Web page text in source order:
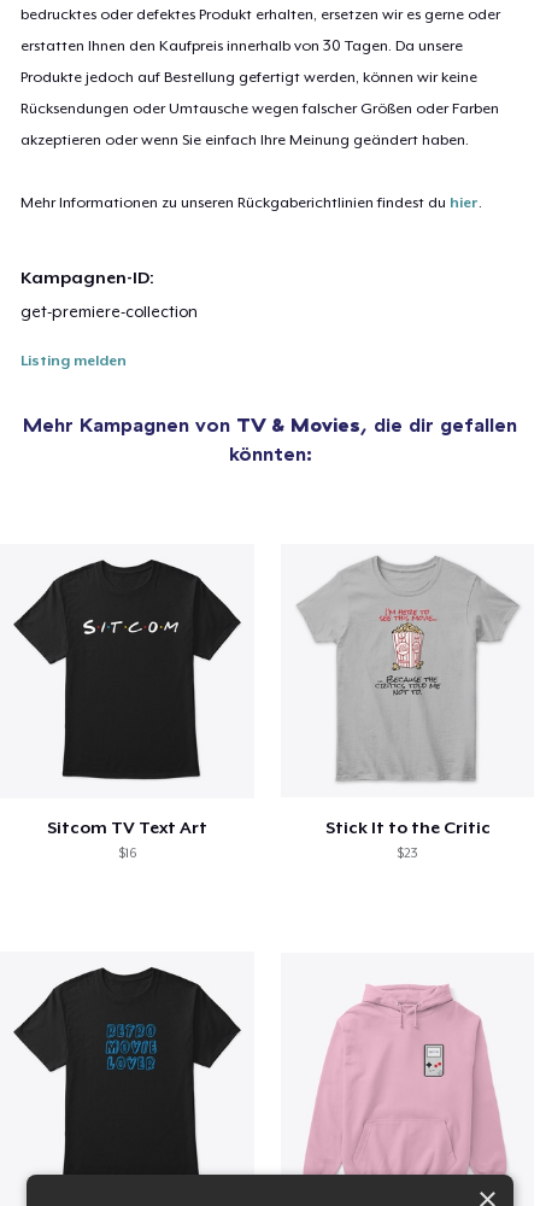
bedrucktes oder defektes Produkt erhalten, ersetzen wir es gerne oder
erstatten Ihnen den Kaufpreis innerhalb von 30 Tagen. Da unsere
Produkte jedoch auf Bestellung gefertigt werden, können wir keine
Rücksendungen oder Umtausche wegen falscher Größen oder Farben
akzeptieren oder wenn Sie einfach Ihre Meinung geändert haben.
Mehr Informationen zu unseren Rückgaberichtlinien findest du hier.
Kampagnen-ID:
get-premiere-collection
Listing melden
Mehr Kampagnen von TV & Movies, die dir gefallen
könnten:
Sitcom TV Text Art
$16
Stick It to the Critic
$23